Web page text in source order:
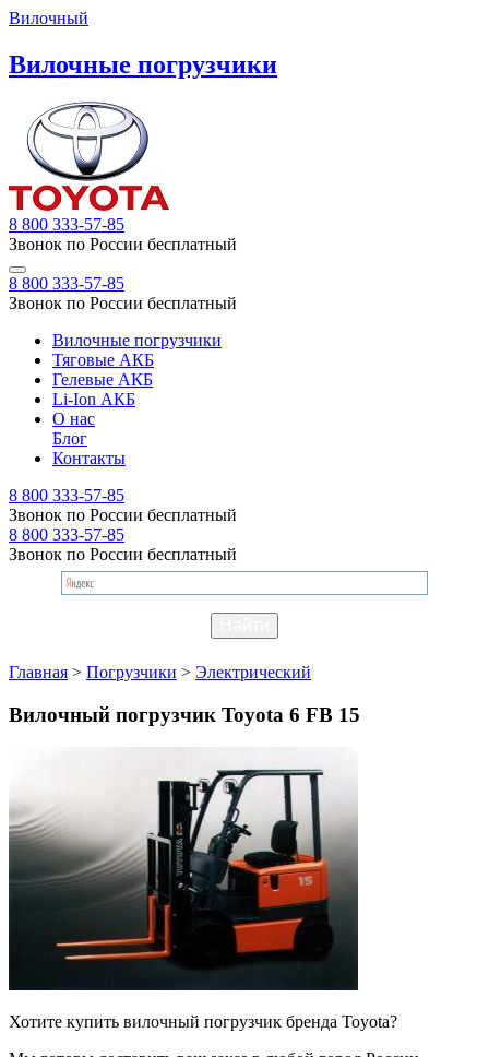
Вилочный
Вилочные погрузчики
8 800 333-57-85
Звонок по России бесплатный
8 800 333-57-85
Звонок по России бесплатный
Вилочные погрузчики
Тяговые АКБ
Гелевые АКБ
Li-Ion АКБ
О нас
Блог
Контакты
8 800 333-57-85
Звонок по России бесплатный
8 800 333-57-85
Звонок по России бесплатный
Главная > Погрузчики > Электрический
Вилочный погрузчик Toyota 6 FB 15
Хотите купить вилочный погрузчик бренда Toyota?